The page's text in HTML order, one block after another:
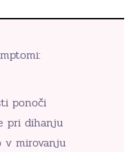
ponoči
pri dihanju
v mirovanju